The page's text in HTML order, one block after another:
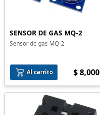
SENSOR DE GAS MQ-2
Sensor de gas MQ-2
Al carrito $ 8,000